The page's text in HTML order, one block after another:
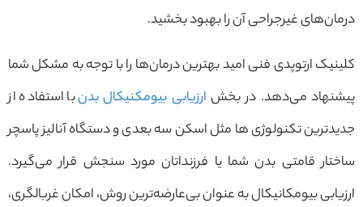
درمان‌های غیرجراحی آن را بهبود بخشید.
کلینیک ارتوپدی فنی امید بهترین درمان‌ها را با توجه به مشکل شما
پیشنهاد می‌دهد. در بخش ارزیابی بیومکنیکال بدنبا استفاده از
جدیدترین تکنولوژی ‌ها مثل اسکن سه بعدی و دستگاه آنالیز پاسچر
ساختار قامتی بدن شما یا فرزنداتان مورد سنجش قرار می‌گیرد.
ارزیابی بیومکانیکال به عنوان بی‌عارضه‌ترین روش، امکان غربالگری،